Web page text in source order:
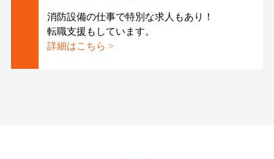
消防設備の仕事で特別な求人もあり！
転職支援もしています。
詳細はこちら >